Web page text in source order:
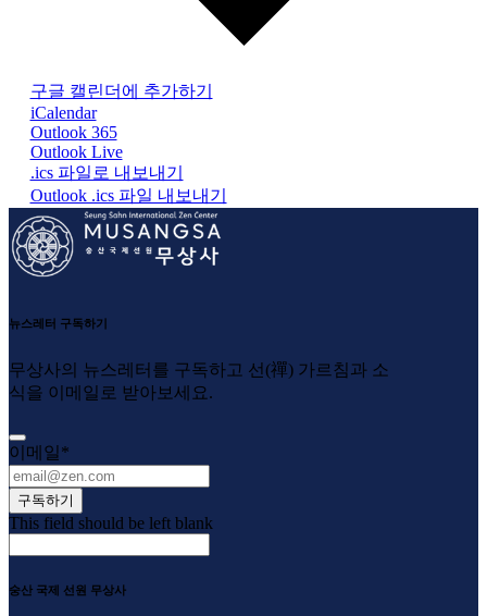
구글 캘린더에 추가하기
iCalendar
Outlook 365
Outlook Live
.ics 파일로 내보내기
Outlook .ics 파일 내보내기
뉴스레터 구독하기
무상사의 뉴스레터를 구독하고 선(禪) 가르침과 소
식을 이메일로 받아보세요.
이메일 *
구독하기
This field should be left blank
숭산 국제 선원 무상사